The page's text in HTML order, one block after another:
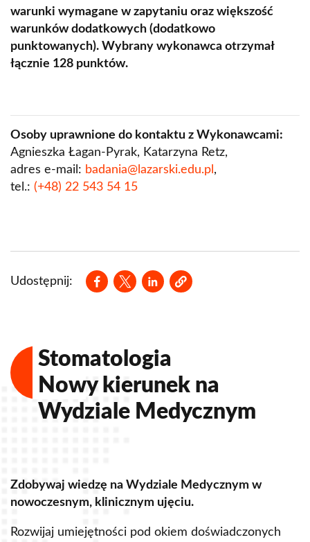
warunki wymagane w zapytaniu oraz większość
warunków dodatkowych (dodatkowo
punktowanych). Wybrany wykonawca otrzymał
łącznie 128 punktów.
Osoby uprawnione do kontaktu z Wykonawcami:
Agnieszka Łagan-Pyrak, Katarzyna Retz,
adres e-mail: badania@lazarski.edu.pl ,
tel.: (+48) 22 543 54 15
Udostępnij:
Opens in a new window
Opens in a new window
Opens in a new window
Stomatologia
Nowy kierunek na
Wydziale Medycznym
Zdobywaj wiedzę na Wydziale Medycznym w
nowoczesnym, klinicznym ujęciu.
Rozwijaj umiejętności pod okiem doświadczonych